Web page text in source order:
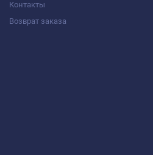
Контакты
Возврат заказа